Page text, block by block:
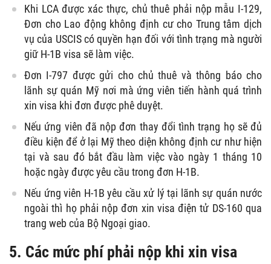
Khi LCA được xác thực, chủ thuê phải nộp mẫu I-129,
Đơn cho Lao động không định cư cho Trung tâm dịch
vụ của USCIS có quyền hạn đối với tình trạng mà người
giữ H-1B visa sẽ làm việc.
Đơn I-797 được gửi cho chủ thuê và thông báo cho
lãnh sự quán Mỹ nơi mà ứng viên tiến hành quá trình
xin visa khi đơn được phê duyệt.
Nếu ứng viên đã nộp đơn thay đổi tình trạng họ sẽ đủ
điều kiện để ở lại Mỹ theo diện không định cư như hiện
tại và sau đó bắt đầu làm việc vào ngày 1 tháng 10
hoặc ngày được yêu cầu trong đơn H-1B.
Nếu ứng viên H-1B yêu cầu xử lý tại lãnh sự quán nước
ngoài thì họ phải nộp đơn xin visa điện tử DS-160 qua
trang web của Bộ Ngoại giao.
5. Các mức phí phải nộp khi xin visa